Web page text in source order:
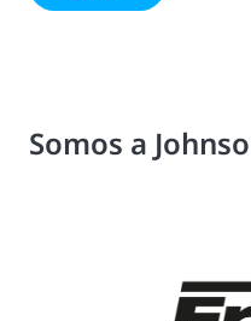
Somos a